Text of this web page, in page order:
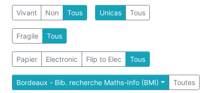
Vivant Non Tous Unicas Tous
Fragile Tous
Papier Electronic Flip to Elec Tous
Bordeaux - Bib. recherche Maths-Info (BMI) Toutes